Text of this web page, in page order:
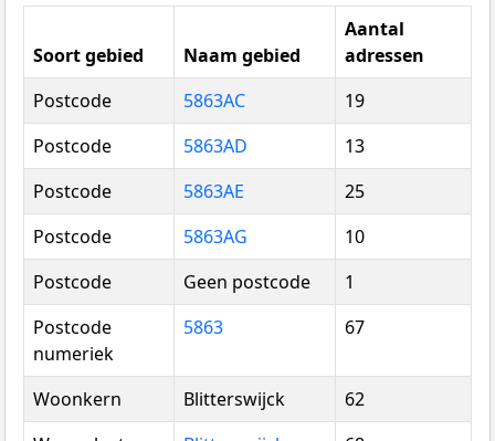
Soort gebied Naam gebied
Aantal
adressen
Postcode
5863AC
19
Postcode
5863AD
13
Postcode
5863AE
25
Postcode
5863AG
10
Postcode
Geen postcode
1
Postcode
numeriek
5863 67
Woonkern Blitterswijck
62